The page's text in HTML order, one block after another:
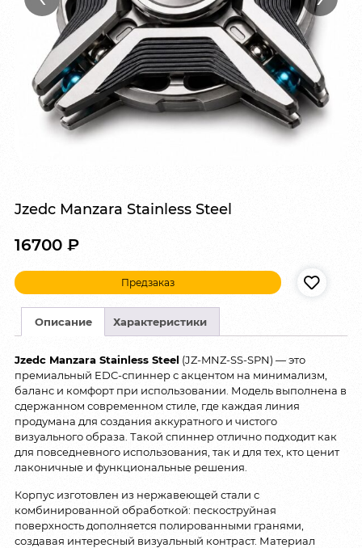
Jzedc Manzara Stainless Steel
16700 ₽
Предзаказ
Описание Характеристики
Jzedc Manzara Stainless Steel (JZ-MNZ-SS-SPN) — это
премиальный EDC-спиннер с акцентом на минимализм,
баланс и комфорт при использовании. Модель выполнена в
сдержанном современном стиле, где каждая линия
продумана для создания аккуратного и чистого
визуального образа. Такой спиннер отлично подходит как
для повседневного использования, так и для тех, кто ценит
лаконичные и функциональные решения.
Корпус изготовлен из нержавеющей стали с
комбинированной обработкой: пескоструйная
поверхность дополняется полированными гранями,
создавая интересный визуальный контраст. Материал